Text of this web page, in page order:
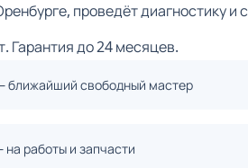
проведёт диагностику и
Гарантия до 24 месяцев.
свободный мастер
работы и запчасти